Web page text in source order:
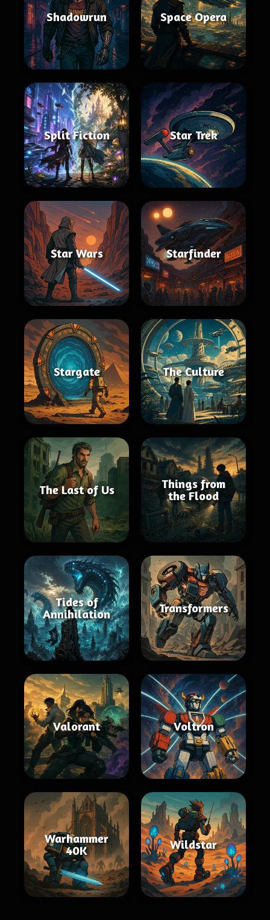
Shadowrun Space Opera
Split Fiction Star Trek
Star Wars Starfinder
Stargate The Culture
The Last of Us
Things from
the Flood
Tides of
Annihilation
Transformers
Valorant Voltron
Warhammer
40K
Wildstar